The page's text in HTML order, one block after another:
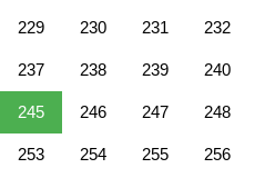
229 230 231 232
237 238 239 240
245 246 247 248
253 254 255 256